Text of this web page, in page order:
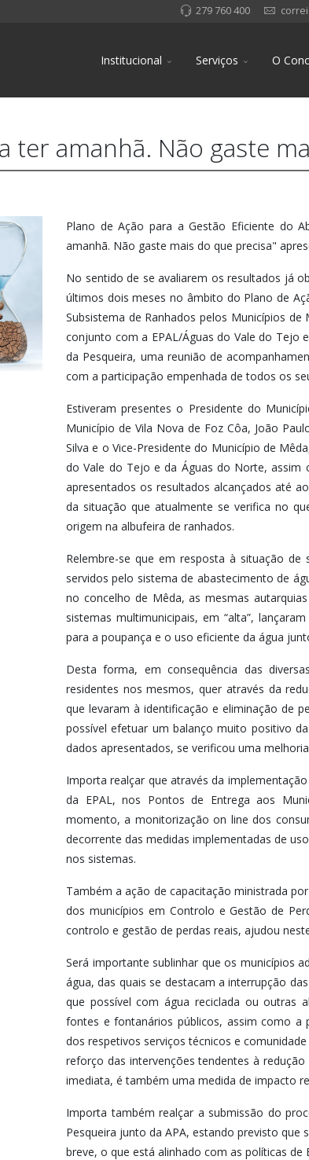
279 760 400
Institucional Serviços O
ter amanhã. Não gaste
Plano de Ação para a Gestão Eficiente do
amanhã. Não gaste mais do que precisa"
No sentido de se avaliarem os resultados já
últimos dois meses no âmbito do Plano de
Subsistema de Ranhados pelos Municípios
conjunto com a EPAL/Águas do Vale do Tejo
da Pesqueira, uma reunião de
com a participação empenhada de todos os
Estiveram presentes o Presidente do
Município de Vila Nova de Foz Côa, João
Silva e o Vice-Presidente do Município de
do Vale do Tejo e da Águas do Norte,
apresentados os resultados alcançados até
da situação que atualmente se verifica no
origem na albufeira de ranhados.
Relembre-se que em resposta à situação
servidos pelo sistema de abastecimento de
no concelho de Mêda, as mesmas
sistemas multimunicipais, em “alta”,
para a poupança e o uso eficiente da água
Desta forma, em consequência das
residentes nos mesmos, quer através da
que levaram à identificação e eliminação de
possível efetuar um balanço muito positivo
dados apresentados, se verificou uma
Importa realçar que através da
da EPAL, nos Pontos de Entrega aos
momento, a monitorização on line dos
decorrente das medidas implementadas de
nos sistemas.
Também a ação de capacitação ministrada
dos municípios em Controlo e Gestão de
controlo e gestão de perdas reais, ajudou
Será importante sublinhar que os municípios
água, das quais se destacam a interrupção
que possível com água reciclada ou outras
fontes e fontanários públicos, assim como a
dos respetivos serviços técnicos e
reforço das intervenções tendentes à
imediata, é também uma medida de impacto
Importa também realçar a submissão do
Pesqueira junto da APA, estando previsto que
breve, o que está alinhado com as políticas de